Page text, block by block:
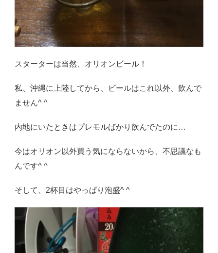
スターターは当然、オリオンビール！
私、沖縄に上陸してから、ビールはこれ以外、飲んで
ません^ ^
内地にいたときはプレモルばかり飲んでたのに…
今はオリオン以外買う気にならないから、不思議なも
んです^ ^
そして、2杯目はやっぱり泡盛^ ^